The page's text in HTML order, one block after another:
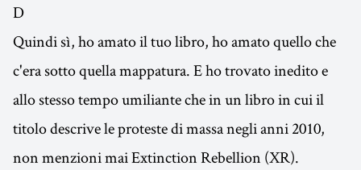
D
Quindi sì, ho amato il tuo libro, ho amato quello che
c'era sotto quella mappatura. E ho trovato inedito e
allo stesso tempo umiliante che in un libro in cui il
titolo descrive le proteste di massa negli anni 2010,
non menzioni mai Extinction Rebellion (XR).